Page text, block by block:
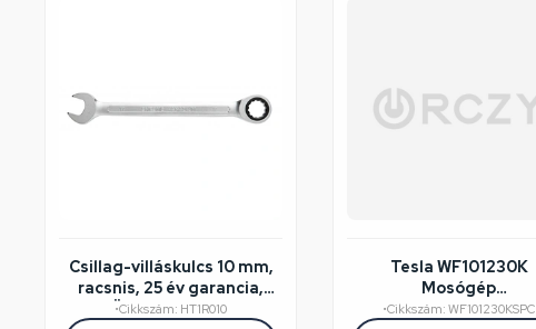
Csillag-villáskulcs 10 mm,
racsnis, 25 év garancia,
HÖGERT HT1R010
•Cikkszám: HT1R010
Tesla WF101230K
Mosógép
felújított/
•Cikkszám: WF101230KSPC